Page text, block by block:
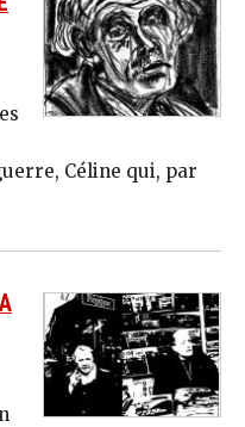
Céline qui, par